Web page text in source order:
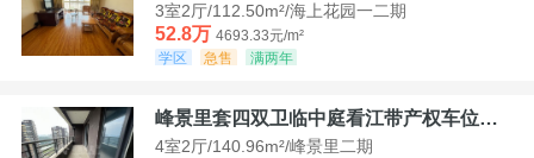
3室2厅/112.50m²/海上花园一二期
52.8万 4693.33元/m²
学区
急售 满两年
峰景里套四双卫临中庭看江带产权车位诚售
4室2厅/140.96m²/峰景里二期